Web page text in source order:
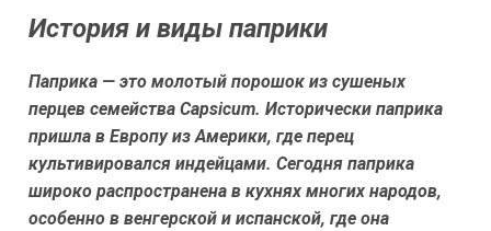
История и виды паприки
Паприка — это молотый порошок из сушеных
перцев семейства Capsicum. Исторически паприка
пришла в Европу из Америки, где перец
культивировался индейцами. Сегодня паприка
широко распространена в кухнях многих народов,
особенно в венгерской и испанской, где она